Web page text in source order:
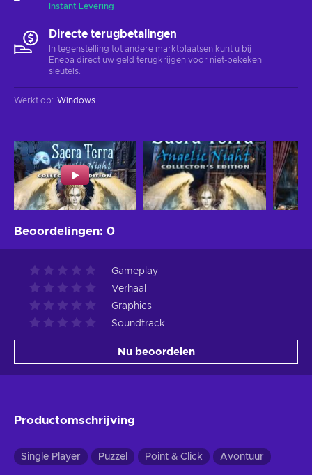
Instant Levering
Directe terugbetalingen
In tegenstelling tot andere marktplaatsen kunt u bij
Eneba direct uw geld terugkrijgen voor niet-bekeken
sleutels.
Werkt op: Windows
Beoordelingen: 0
Gameplay
Verhaal
Graphics
Soundtrack
Nu beoordelen
Productomschrijving
Single Player Puzzel Point & Click Avontuur